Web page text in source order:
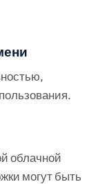
облачной
могут быть